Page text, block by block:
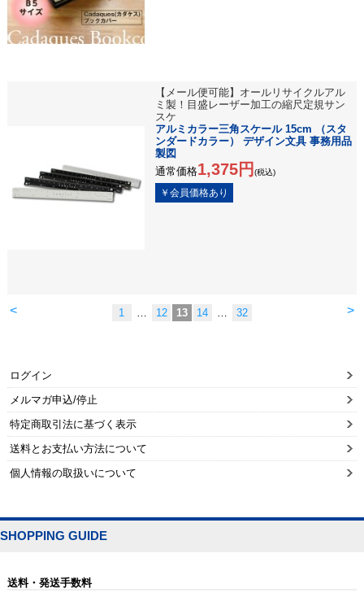
【メール便可能】オールリサイクルアル
ミ製！目盛レーザー加工の縮尺定規サン
スケ
アルミカラー三角スケール 15cm （スタ
ンダードカラー） デザイン文具 事務用品
製図
通常価格1,375円 (税込)
< >
1 … 12 13 14 … 32
ログイン
メルマガ申込/停止
特定商取引法に基づく表示
送料とお支払い方法について
個人情報の取扱いについて
SHOPPING GUIDE
送料・発送手数料